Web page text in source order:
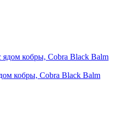
кобры, Cobra Black Balm